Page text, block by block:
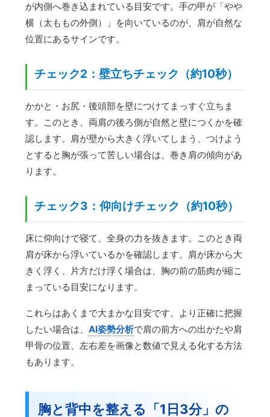
が内側へ巻き込まれている目安です。手の甲が「やや
横（太ももの外側）」を向いているのが、肩が自然な
位置にあるサインです。
チェック2：壁立ちチェック（約10秒）
かかと・お尻・後頭部を壁につけてまっすぐ立ちま
す。このとき、両肩の後ろ側が自然と壁につくかを確
認します。肩が壁から大きく浮いてしまう、つけよう
とすると胸が張って苦しい場合は、巻き肩の傾向があ
ります。
チェック3：仰向けチェック（約10秒）
床に仰向けで寝て、全身の力を抜きます。このとき両
肩が床から浮いているかを確認します。肩が床から大
きく浮く、片方だけ浮く場合は、胸の前の筋肉が縮こ
まっている目安になります。
これらはあくまで大まかな目安です。より正確に把握
したい場合は、AI姿勢分析で肩の前方への出かたや肩
甲骨の位置、左右差を画像と数値で見える化する方法
もあります。
胸と背中を整える「1日3分」の